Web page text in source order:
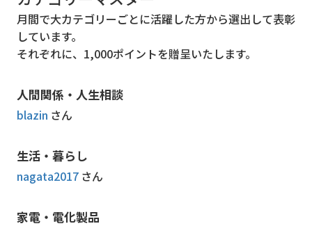
月間で大カテゴリーごとに活躍した方から選出して表彰
しています。
それぞれに、1,000ポイントを贈呈いたします。
人間関係・人生相談
blazin さん
生活・暮らし
nagata2017 さん
家電・電化製品